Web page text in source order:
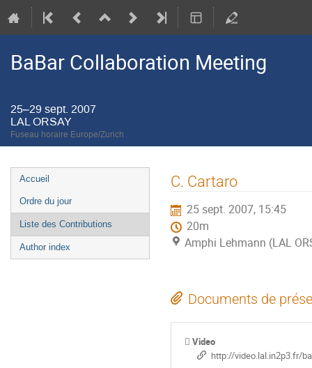
BaBar Collaboration Meeting
25–29 sept. 2007
LAL ORSAY
Fuseau horaire Europe/Zurich
Menu
de
l'événement
Accueil
Ordre du jour
Liste des Contributions
Author index
C. Cartaro
25 sept. 2007, 15:45
20m
Amphi Lehmann (LAL
Documents de
Video
http://video.lal.in2p3.fr/